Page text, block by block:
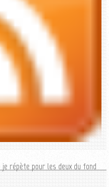
je répète pour les deux du fond